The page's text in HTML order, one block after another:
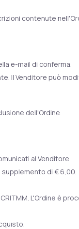
contenute
e-mail di conferma.
Il Venditore può
dell'Ordine.
al Venditore.
supplemento di € 6,00.
L'Ordine è